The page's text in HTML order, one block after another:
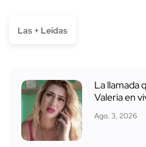
Las + Leídas
La llamada
Valeria en
Ago. 3, 2026